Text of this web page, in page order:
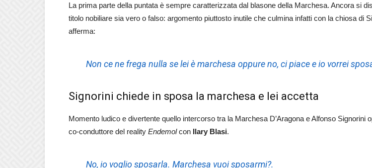
La prima parte della puntata è sempre caratterizzata dal blasone della Marchesa. Ancora si
titolo nobiliare sia vero o falso: argomento piuttosto inutile che culmina infatti con la chiosa di
afferma:
Non ce ne frega nulla se lei è marchesa oppure no, ci piace e io vorrei
Signorini chiede in sposa la marchesa e lei accetta
Momento ludico e divertente quello intercorso tra la Marchesa D’Aragona e Alfonso Signorini
co-conduttore del reality Endemolcon Ilary Blasi.
No, io voglio sposarla. Marchesa vuoi sposarmi?.